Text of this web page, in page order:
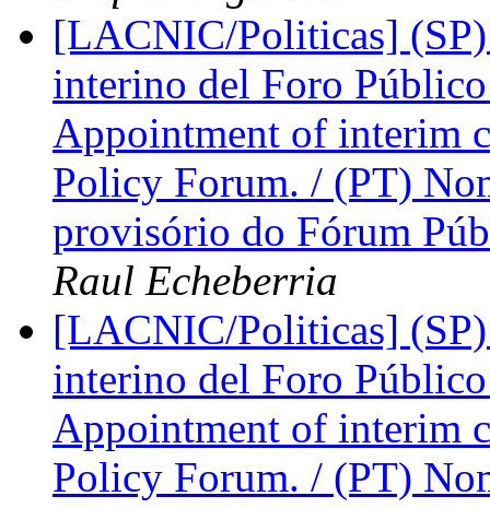
[LACNIC/Politicas]
interino del Foro
Appointment of interim
Policy Forum. / (PT)
provisório do Fórum
Raul Echeberria
[LACNIC/Politicas]
interino del Foro
Appointment of interim
Policy Forum. / (PT)